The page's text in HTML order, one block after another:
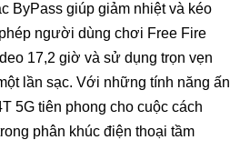
ByPass giúp giảm nhiệt và kéo
người dùng chơi Free Fire
17,2 giờ và sử dụng trọn vẹn
lần sạc. Với những tính năng ấn
5G tiên phong cho cuộc cách
phân khúc điện thoại tầm